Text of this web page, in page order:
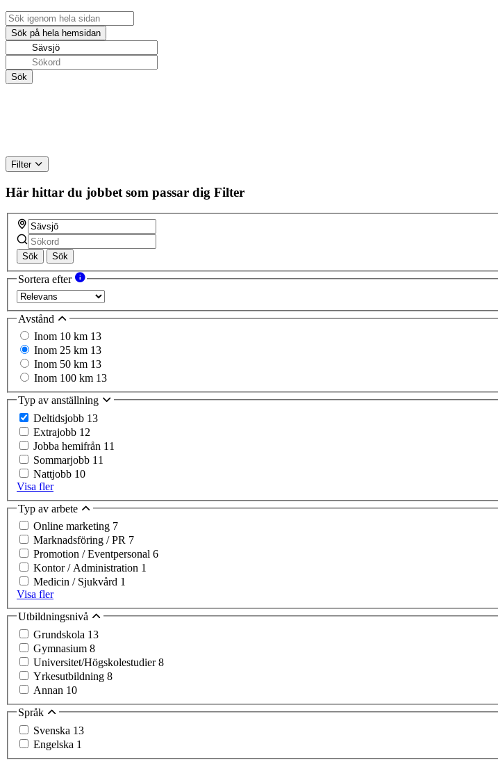
Filter
Här hittar du jobbet som passar dig Filter
Sök Sök
Sortera efter
Avstånd
Inom 10 km 13
Inom 25 km 13
Inom 50 km 13
Inom 100 km 13
Typ av anställning
Deltidsjobb 13
Extrajobb 12
Jobba hemifrån 11
Sommarjobb 11
Nattjobb 10
Visa fler
Typ av arbete
Online marketing 7
Marknadsföring / PR 7
Promotion / Eventpersonal 6
Kontor / Administration 1
Medicin / Sjukvård 1
Visa fler
Utbildningsnivå
Grundskola 13
Gymnasium 8
Universitet/Högskolestudier8
Yrkesutbildning 8
Annan 10
Språk
Svenska 13
Engelska 1